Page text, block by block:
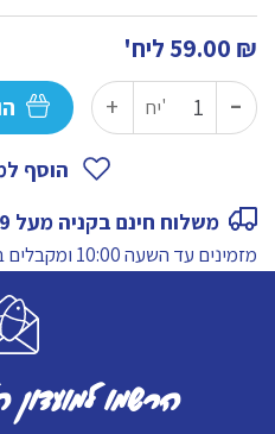
59.00 ₪ ליח'
-
כמות
של
יבש
יח' +
הוסף
משלוח חינם בקניה מעל 299 ₪
מזמינים עד השעה 10:00 ומקבלים באותו יום.
הרשמו למועדון